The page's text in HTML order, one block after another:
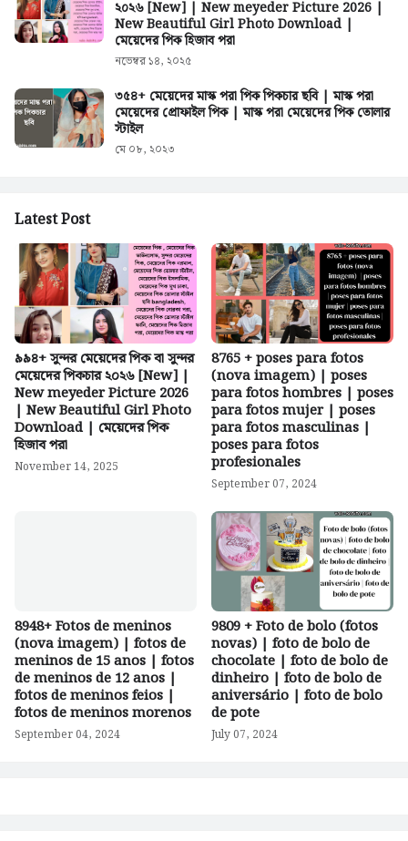
২০২৬ [New] | New meyeder Picture 2026 |
New Beautiful Girl Photo Download |
মেয়েদের পিক হিজাব পরা
নভেম্বর ১৪, ২০২৫
৩৫৪+ মেয়েদের মাস্ক পরা পিক পিকচার ছবি | মাস্ক পরা
মেয়েদের প্রোফাইল পিক | মাস্ক পরা মেয়েদের পিক তোলার
স্টাইল
মে ০৮, ২০২৩
Latest Post
৯৯৪+ সুন্দর মেয়েদের পিক বা সুন্দর
মেয়েদের পিকচার ২০২৬ [New] |
New meyeder Picture 2026
| New Beautiful Girl Photo
Download | মেয়েদের পিক
হিজাব পরা
November 14, 2025
8765 + poses para fotos
(nova imagem) | poses
para fotos hombres | poses
para fotos mujer | poses
para fotos masculinas |
poses para fotos
profesionales
September 07, 2024
8948+ Fotos de meninos
(nova imagem) | fotos de
meninos de 15 anos | fotos
de meninos de 12 anos |
fotos de meninos feios |
fotos de meninos morenos
September 04, 2024
9809 + Foto de bolo (fotos
novas) | foto de bolo de
chocolate | foto de bolo de
dinheiro | foto de bolo de
aniversário | foto de bolo
de pote
July 07, 2024